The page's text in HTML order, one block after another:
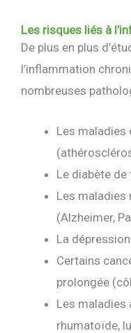
Les risques liés à
De plus en plus
l’inflammation
nombreuses
Les maladies
Le diabète de
Les maladies
(Alzheimer,
La
Certains
prolongée
Les
rhumatoïde,